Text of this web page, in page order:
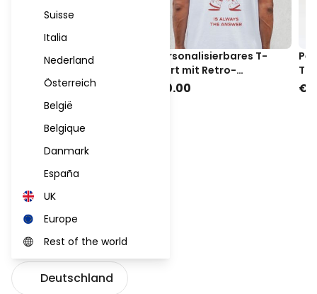
Schwebende Mini-
€0.00
Personalisierbares T-
Shirt mit Retro-
Illustrationen - Design
€0.00
Deutschland
Suisse
Italia
Nederland
Österreich
België
Belgique
Danmark
España
UK
Rest of the world
Europe